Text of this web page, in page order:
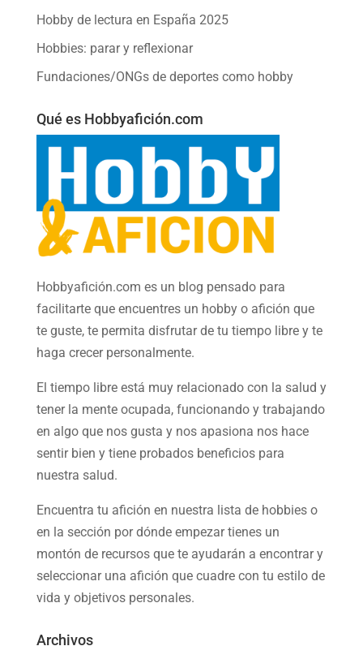
Hobby de lectura en España 2025
Hobbies: parar y reflexionar
Fundaciones/ONGs de deportes como hobby
Qué es Hobbyafición.com
Hobbyafición.com es un blog pensado para
facilitarte que encuentres un hobby o afición que
te guste, te permita disfrutar de tu tiempo libre y te
haga crecer personalmente.
El tiempo libre está muy relacionado con la salud y
tener la mente ocupada, funcionando y trabajando
en algo que nos gusta y nos apasiona nos hace
sentir bien y tiene probados beneficios para
nuestra salud.
Encuentra tu afición en nuestra lista de hobbieso
en la sección por dónde empezar tienes un
montón de recursos que te ayudarán a encontrar y
seleccionar una afición que cuadre con tu estilo de
vida y objetivos personales.
Archivos